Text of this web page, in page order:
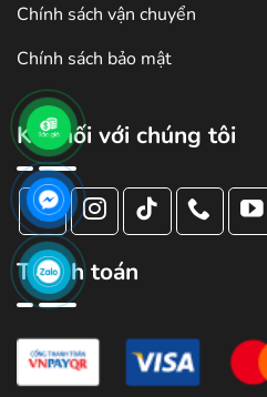
Chính sách vận chuyển
Chính sách bảo mật
Kết nối với chúng tôi
Thanh toán